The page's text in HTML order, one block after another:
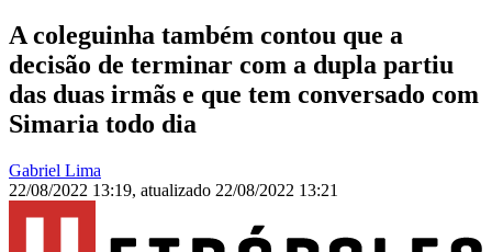
A coleguinha também contou que a
decisão de terminar com a dupla partiu
das duas irmãs e que tem conversado com
Simaria todo dia
Gabriel Lima
22/08/2022 13:19, atualizado 22/08/2022 13:21